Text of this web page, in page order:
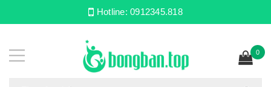
Hotline: 0912345.818
0